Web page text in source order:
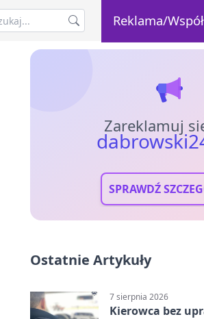
Reklama/
Zareklamuj
SPRAWDŹ
Ostatnie Artykuły
7 sierpnia 2026
Kierowca bez